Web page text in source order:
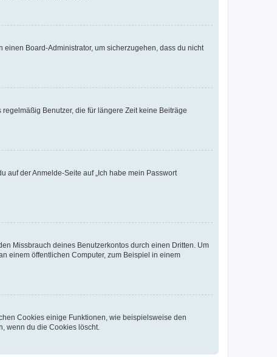
Board-Administrator, um sicherzugehen, dass du nicht
Benutzer, die für längere Zeit keine Beiträge
auf der Anmelde-Seite auf „Ich habe mein Passwort
Missbrauch deines Benutzerkontos durch einen Dritten. Um
einem öffentlichen Computer, zum Beispiel in einem
Cookies einige Funktionen, wie beispielsweise den
wenn du die Cookies löscht.